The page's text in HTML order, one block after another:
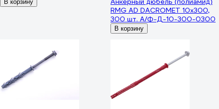
В корзину
RMG AD DACROMET 10x300,
300 шт. А/Ф-Д-10-300-0300
В корзину